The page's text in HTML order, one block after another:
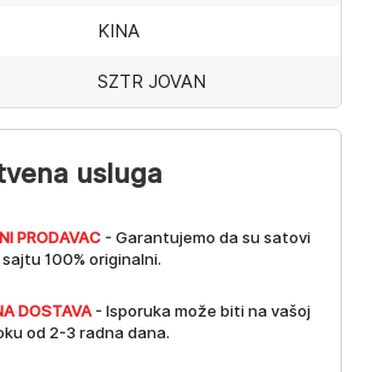
usluga
PRODAVAC - Garantujemo da su satovi
100% originalni.
DOSTAVA - Isporuka može biti na vašoj
od 2-3 radna dana.
KINA
SZTR JOVAN